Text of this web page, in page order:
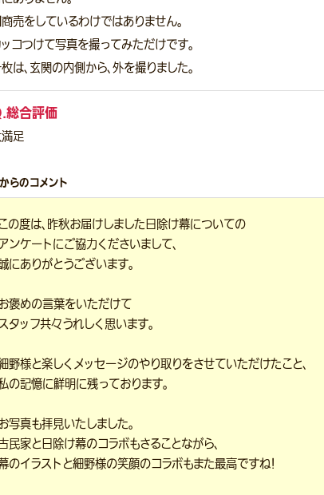
商売をしているわけではありません。
コつけて写真を撮ってみただけです。
は、玄関の内側から、外を撮りました。
総合評価
足
らのコメント
の度は、昨秋お届けしました日除け幕についての
ンケートにご協力くださいまして、
にありがとうございます。
褒めの言葉をいただけて
タッフ共々うれしく思います。
野様と楽しくメッセージのやり取りをさせていただけたこと、
の記憶に鮮明に残っております。
写真も拝見いたしました。
民家と日除け幕のコラボもさることながら、
のイラストと細野様の笑顔のコラボもまた最高ですね！